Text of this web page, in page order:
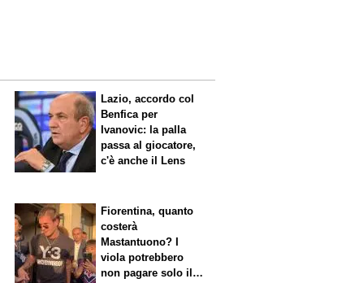
Lazio, accordo col
Benfica per
Ivanovic: la palla
passa al giocatore,
c'è anche il Lens
Fiorentina, quanto
costerà
Mastantuono? I
viola potrebbero
non pagare solo il